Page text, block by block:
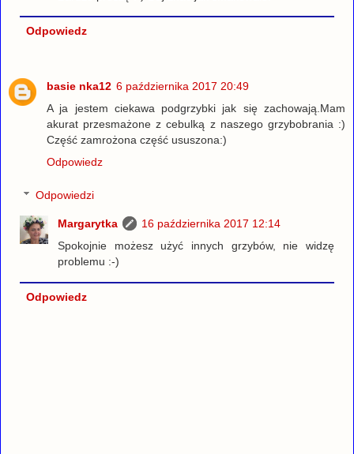
Odpowiedz
basie nka12 6 października 2017 20:49
A ja jestem ciekawa podgrzybki jak się zachowają.Mam
akurat przesmażone z cebulką z naszego grzybobrania :)
Część zamrożona część ususzona:)
Odpowiedz
Odpowiedzi
Margarytka
16 października 2017 12:14
Spokojnie możesz użyć innych grzybów, nie widzę
problemu :-)
Odpowiedz